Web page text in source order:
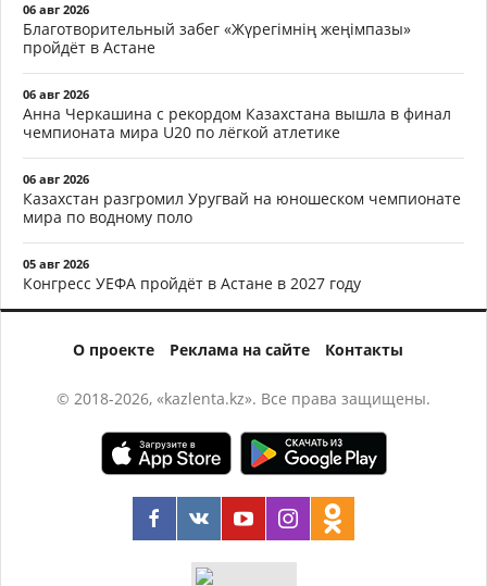
06 авг 2026
Благотворительный забег «Жүрегімнің жеңімпазы»
пройдёт в Астане
06 авг 2026
Анна Черкашина с рекордом Казахстана вышла в финал
чемпионата мира U20 по лёгкой атлетике
06 авг 2026
Казахстан разгромил Уругвай на юношеском чемпионате
мира по водному поло
05 авг 2026
Конгресс УЕФА пройдёт в Астане в 2027 году
О проекте Реклама на сайте Контакты
© 2018-2026, «kazlenta.kz». Все права защищены.